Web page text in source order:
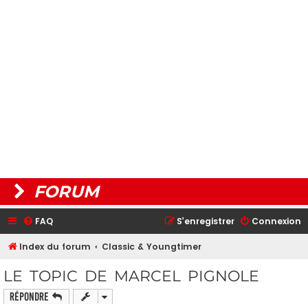
FORUM
FAQ Connexion
S’enregistrer
Index du forum Classic & Youngtimer
LE TOPIC DE MARCEL PIGNOLE
Répondre